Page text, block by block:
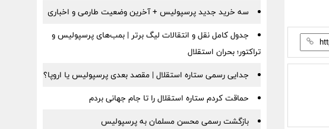
سه خرید جدید پرسپولیس + آخرین وضعیت طارمی و اخباری
جدول کامل نقل و انتقالات لیگ برتر | بمب‌های پرسپولیس و
تراکتور؛ بحران استقلال
جدایی رسمی ستاره استقلال | مقصد بعدی پرسپولیس یا اروپا؟
حماقت کردم ستاره استقلال را تا جام جهانی بردم
بازگشت رسمی محسن مسلمان به پرسپولیس